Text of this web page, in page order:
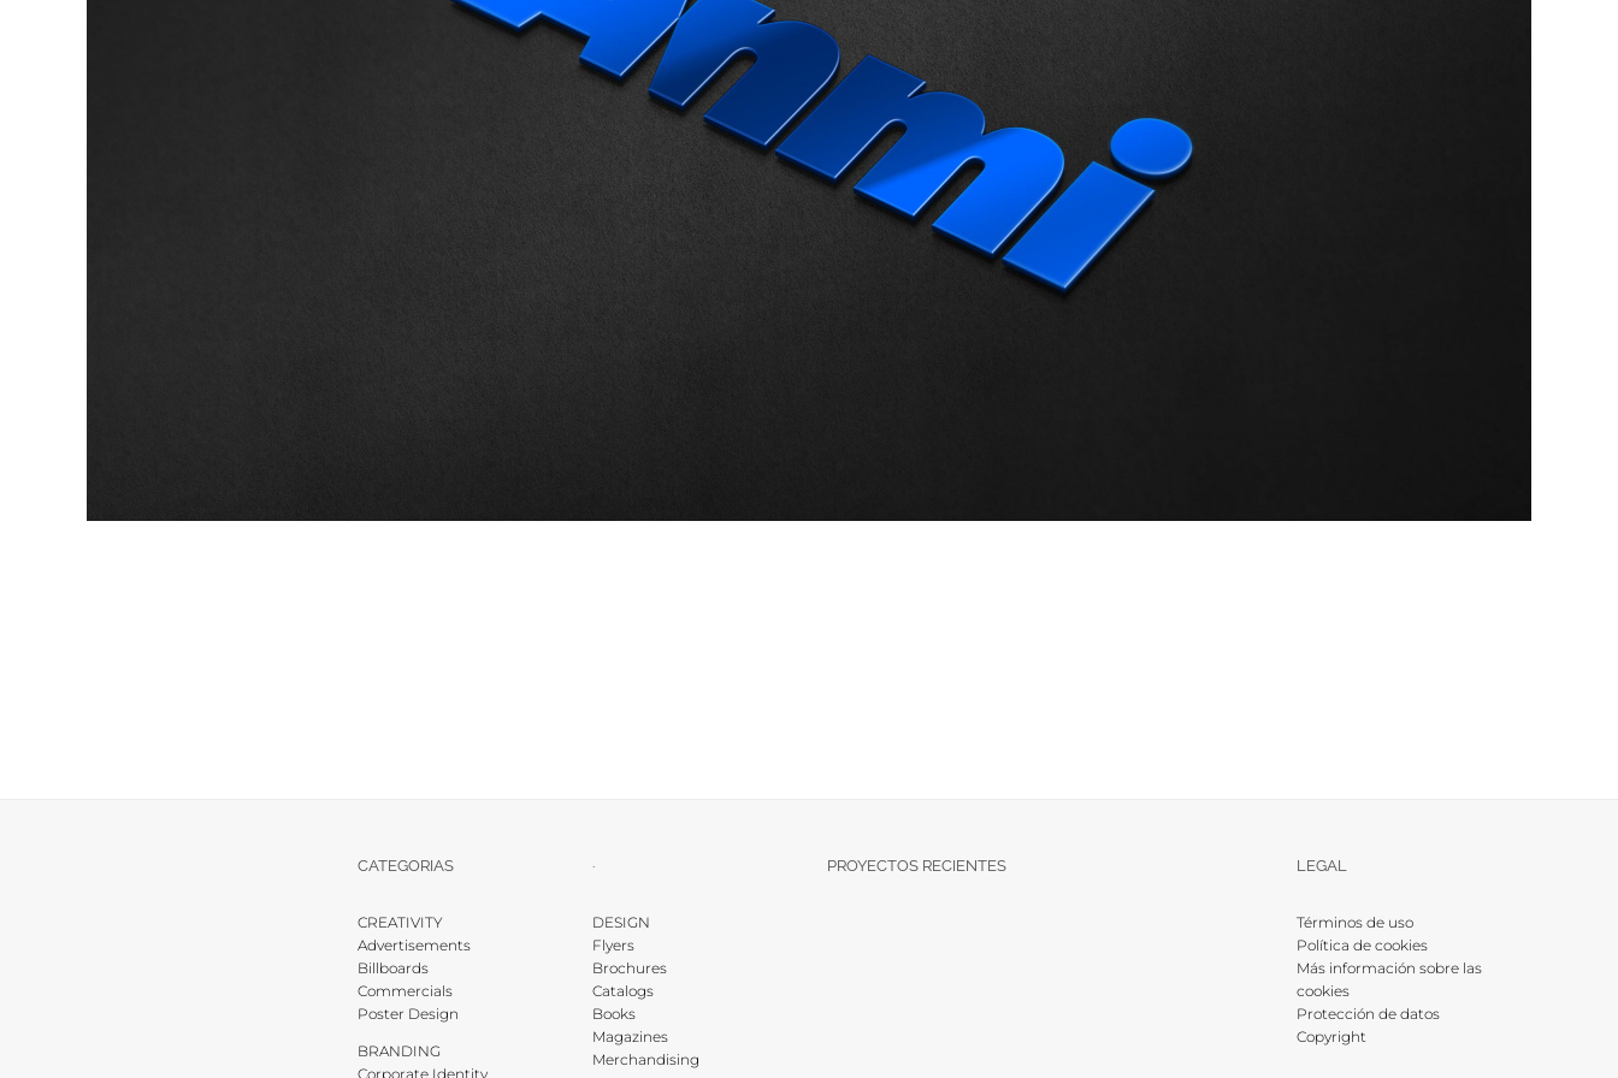
IDENTIDAD ANMI
CATEGORIAS
CREATIVITY
Advertisements
Billboards
Commercials
Poster Design
BRANDING
Corporate Identity
·
DESIGN
Flyers
Brochures
Catalogs
Books
Magazines
Merchandising
PROYECTOS RECIENTES LEGAL
Términos de uso
Política de cookies
Más información sobre las
cookies
Protección de datos
Copyright